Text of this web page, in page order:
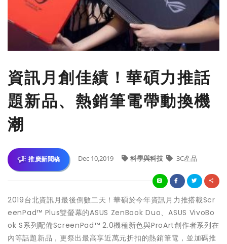
資訊月創佳績！華碩力推話
題新品、熱銷筆電帶動換機
潮
推廣新聞稿 Dec 10,2019 科學與科技 3C產品
2019台北資訊月最後倒數二天！華碩於今年資訊月力推搭載Scr
eenPad™ Plus雙螢幕的ASUS ZenBook Duo、ASUS VivoBo
ok S系列配備ScreenPad™ 2.0機種新色與ProArt創作者系列在
內等話題新品，更祭出最高享近萬元折扣的熱銷筆電，並加碼推